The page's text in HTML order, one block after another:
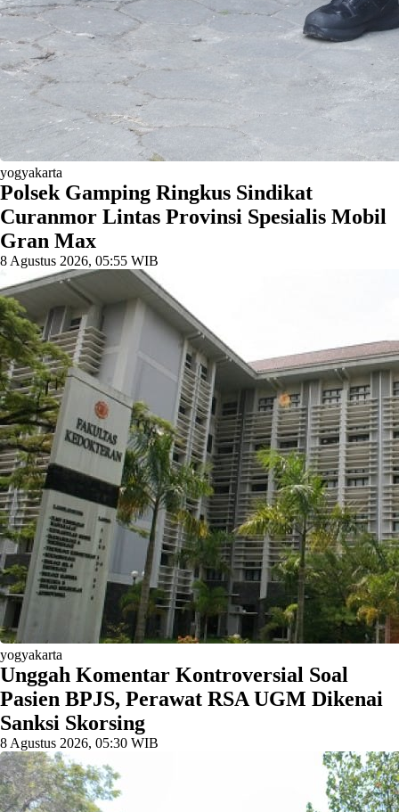
yogyakarta
Polsek Gamping Ringkus Sindikat
Curanmor Lintas Provinsi Spesialis Mobil
Gran Max
8 Agustus 2026, 05:55 WIB
yogyakarta
Unggah Komentar Kontroversial Soal
Pasien BPJS, Perawat RSA UGM Dikenai
Sanksi Skorsing
8 Agustus 2026, 05:30 WIB